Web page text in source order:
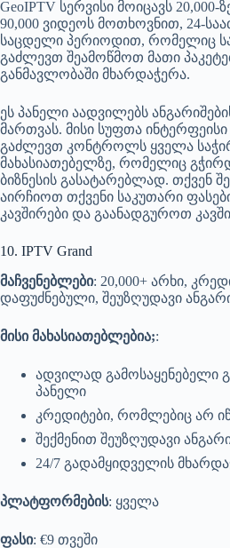
GeoIPTV სერვისი მოიცავს 20,000-
90,000 ვიდეოს მოთხოვნით, 24-
საცდელი პერიოდით, რომელიც
გაძლევთ შეამოწმოთ მათი
განმავლობაში მხარდაჭერა.
ეს პანელი აადვილებს
მართვას. მისი სუფთა
გაძლევთ კონტროლს ყველა
მახასიათებელზე, რომელიც
ბიზნესის გასატარებლად. თქვენ
აირჩიოთ თქვენი საკუთარი
კავშირები და გაანადგუროთ
10. IPTV Grand
მაჩვენებლები: 20,000+ არხი,
დაფუძნებული, შეუზღუდავი
მისი მახასიათებლებია;:
ადვილად გამოსაყენებელი
პანელი
კრედიტები, რომლებიც არ
შექმენით შეუზღუდავი
24/7 გადამყიდველის
პლატფორმების: ყველა
ფასი: €9 თვეში